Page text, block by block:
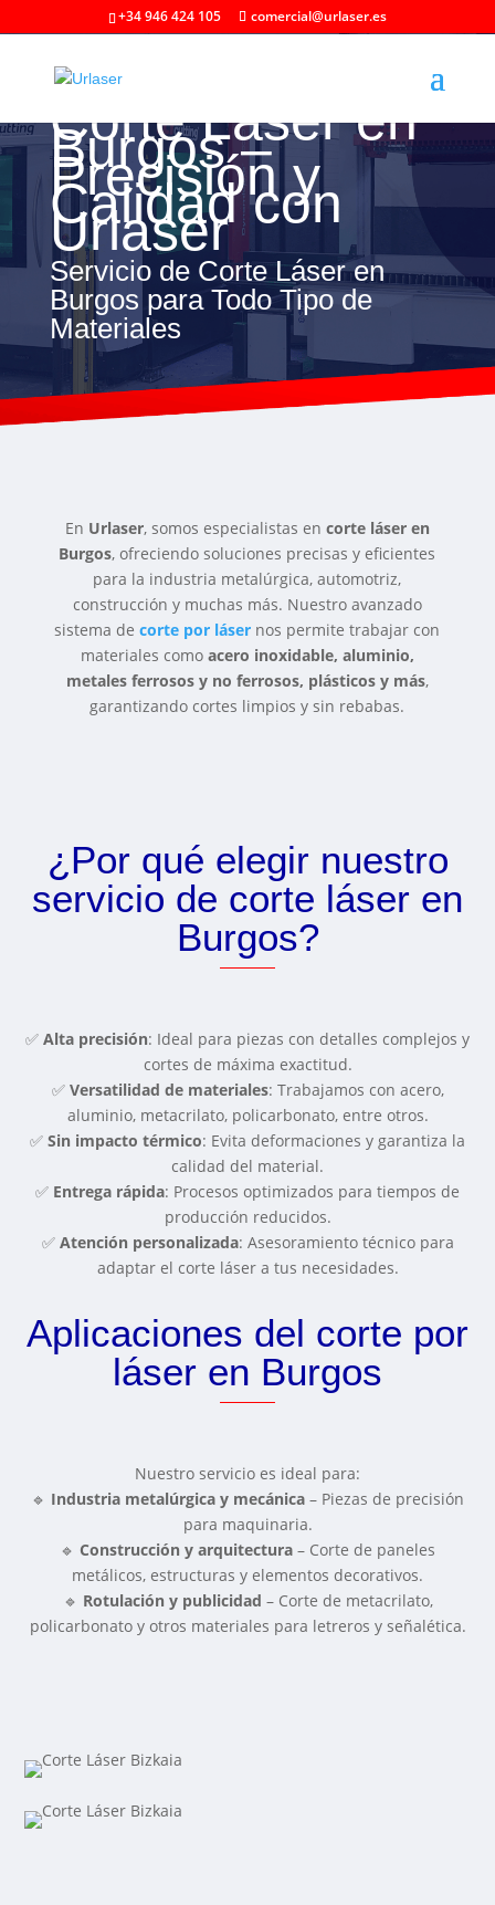
+34 946 424 105 comercial@urlaser.es
Corte Láser en
Burgos –
Precisión y
Calidad con
Urlaser
Servicio de Corte Láser en
Burgos para Todo Tipo de
Materiales
En Urlaser, somos especialistas en corte láser en
Burgos, ofreciendo soluciones precisas y eficientes
para la industria metalúrgica, automotriz,
construcción y muchas más. Nuestro avanzado
sistema decorte por láser nos permite trabajar con
materiales como acero inoxidable, aluminio,
metales ferrosos y no ferrosos, plásticos y más,
garantizando cortes limpios y sin rebabas.
¿Por qué elegir nuestro
servicio de corte láser en
Burgos?
✅ Alta precisión: Ideal para piezas con detalles complejos y
cortes de máxima exactitud.
✅ Versatilidad de materiales: Trabajamos con acero,
aluminio, metacrilato, policarbonato, entre otros.
✅ Sin impacto térmico: Evita deformaciones y garantiza la
calidad del material.
✅ Entrega rápida: Procesos optimizados para tiempos de
producción reducidos.
✅ Atención personalizada: Asesoramiento técnico para
adaptar el corte láser a tus necesidades.
Aplicaciones del corte por
láser en Burgos
Nuestro servicio es ideal para:
🔹 Industria metalúrgica y mecánica – Piezas de precisión
para maquinaria.
🔹 Construcción y arquitectura – Corte de paneles
metálicos, estructuras y elementos decorativos.
🔹 Rotulación y publicidad – Corte de metacrilato,
policarbonato y otros materiales para letreros y señalética.